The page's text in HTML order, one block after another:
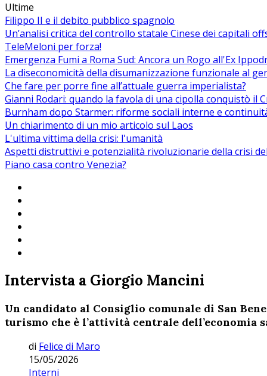
Ultime
Filippo II e il debito pubblico spagnolo
Un’analisi critica del controllo statale Cinese dei capitali
TeleMeloni per forza!
Emergenza Fumi a Roma Sud: Ancora un Rogo all'Ex
La diseconomicità della disumanizzazione funzionale al
Che fare per porre fine all’attuale guerra imperialista?
Gianni Rodari: quando la favola di una cipolla conquistò il
Burnham dopo Starmer: riforme sociali interne e
Un chiarimento di un mio articolo sul Laos
L'ultima vittima della crisi: l'umanità
Aspetti distruttivi e potenzialità rivoluzionarie della crisi
Piano casa contro Venezia?
Intervista a Giorgio Mancini
Un candidato al Consiglio comunale di San
turismo che è l’attività centrale dell’economia
di Felice di Maro
15/05/2026
Interni